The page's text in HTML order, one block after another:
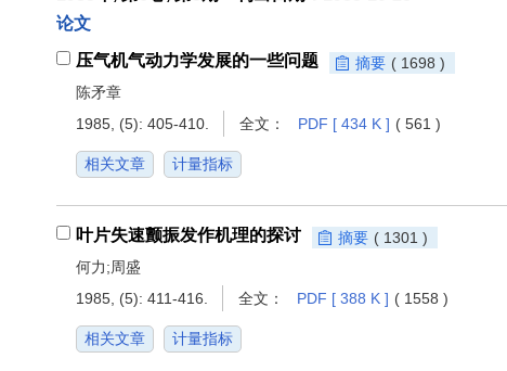
论文
压气机气动力学发展的一些问题
摘要 ( 1698 )
陈矛章
1985, (5): 405-410.
全文： PDF [ 434 K ] ( 561 )
相关文章 计量指标
叶片失速颤振发作机理的探讨 摘要 ( 1301 )
何力;周盛
1985, (5): 411-416.
全文： PDF [ 388 K ] ( 1558 )
相关文章 计量指标